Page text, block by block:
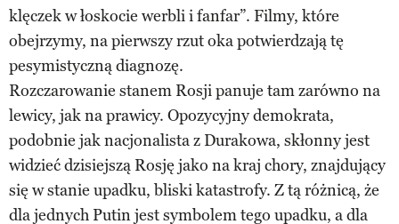
klęczek w łoskocie werbli i fanfar”. Filmy, które
obejrzymy, na pierwszy rzut oka potwierdzają tę
pesymistyczną diagnozę.
Rozczarowanie stanem Rosji panuje tam zarówno na
lewicy, jak na prawicy. Opozycyjny demokrata,
podobnie jak nacjonalista z Durakowa, skłonny jest
widzieć dzisiejszą Rosję jako na kraj chory, znajdujący
się w stanie upadku, bliski katastrofy. Z tą różnicą, że
dla jednych Putin jest symbolem tego upadku, a dla